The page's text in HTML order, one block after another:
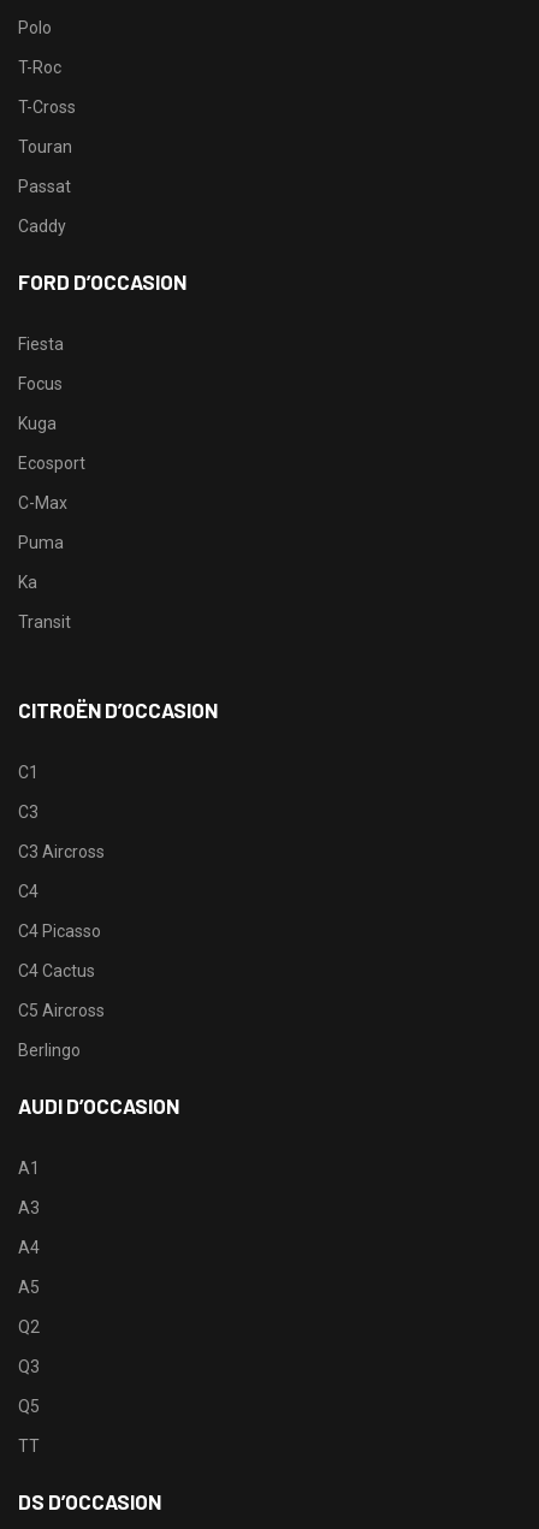
Polo
T-Roc
T-Cross
Touran
Passat
Caddy
FORD D’OCCASION
Fiesta
Focus
Kuga
Ecosport
C-Max
Puma
Ka
Transit
CITROËN D’OCCASION
C1
C3
C3 Aircross
C4
C4 Picasso
C4 Cactus
C5 Aircross
Berlingo
AUDI D’OCCASION
A1
A3
A4
A5
Q2
Q3
Q5
TT
DS D’OCCASION